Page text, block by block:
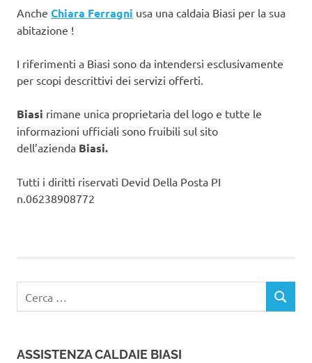
Anche Chiara Ferragni usa una caldaia Biasi per la sua
abitazione !
I riferimenti a Biasi sono da intendersi esclusivamente
per scopi descrittivi dei servizi offerti.
Biasi rimane unica proprietaria del logo e tutte le
informazioni ufficiali sono fruibili sul sito
dell’azienda Biasi.
Tutti i diritti riservati Devid Della Posta PI
n.06238908772
per:
CERCA
ASSISTENZA CALDAIE BIASI